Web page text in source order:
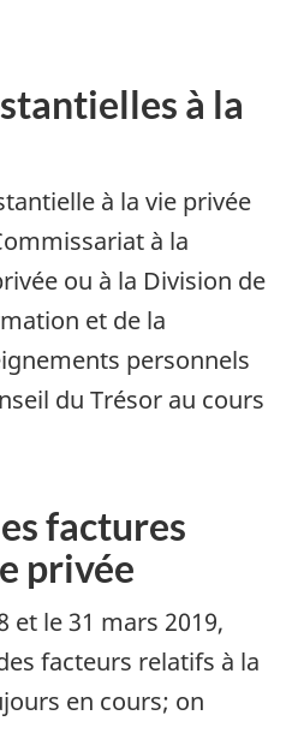
à la
à la vie privée
à la
ou à la Division de
et de la
personnels
du Trésor au cours
factures
privée
et le 31 mars 2019,
facteurs relatifs à la
en cours; on